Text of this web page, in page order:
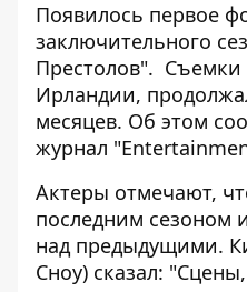
Появилось первое
заключительного
Престолов".
Ирландии,
месяцев. Об этом
журнал
Актеры отмечают,
последним сезоном
над предыдущими.
Сноу) сказал: